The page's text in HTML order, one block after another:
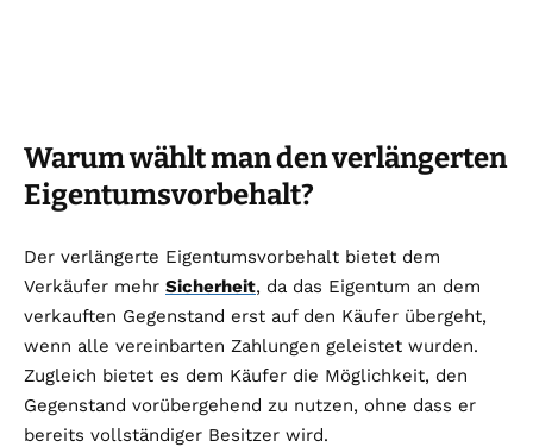
Warum wählt man den verlängerten
Eigentumsvorbehalt?
Der verlängerte Eigentumsvorbehalt bietet dem
Verkäufer mehr Sicherheit, da das Eigentum an dem
verkauften Gegenstand erst auf den Käufer übergeht,
wenn alle vereinbarten Zahlungen geleistet wurden.
Zugleich bietet es dem Käufer die Möglichkeit, den
Gegenstand vorübergehend zu nutzen, ohne dass er
bereits vollständiger Besitzer wird.